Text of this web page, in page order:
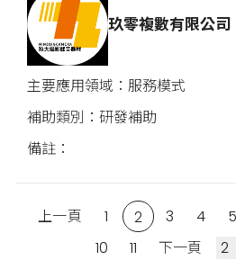
玖零複數有限公司
服務模式
研發補助
上一頁 1 2 3 4 5
10
11 下一頁